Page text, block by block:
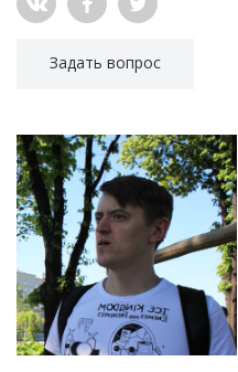
Задать вопрос